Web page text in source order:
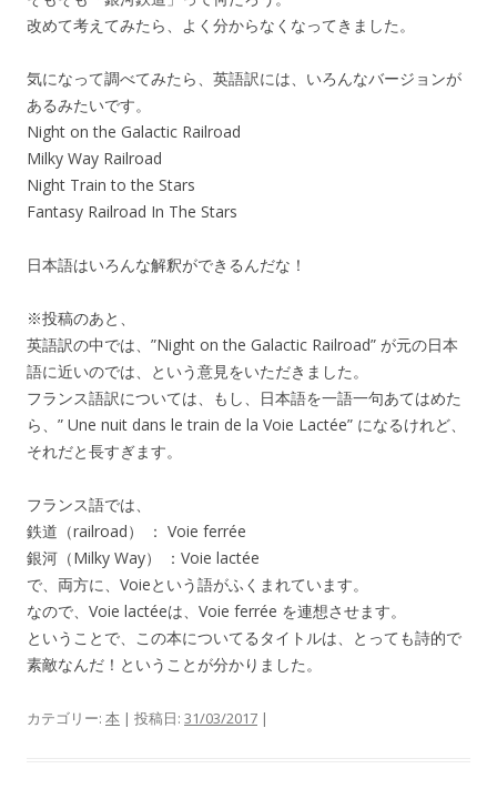
改めて考えてみたら、よく分からなくなってきました。
気になって調べてみたら、英語訳には、いろんなバージョンが
あるみたいです。
Night on the Galactic Railroad
Milky Way Railroad
Night Train to the Stars
Fantasy Railroad In The Stars
日本語はいろんな解釈ができるんだな！
※投稿のあと、
英語訳の中では、”Night on the Galactic Railroad” が元の日本
語に近いのでは、という意見をいただきました。
フランス語訳については、もし、日本語を一語一句あてはめた
ら、” Une nuit dans le train de la Voie Lactée” になるけれど、
それだと長すぎます。
フランス語では、
鉄道（railroad） ： Voie ferrée
銀河（Milky Way） ：Voie lactée
で、両方に、Voieという語がふくまれています。
なので、Voie lactéeは、Voie ferrée を連想させます。
ということで、この本についてるタイトルは、とっても詩的で
素敵なんだ！ということが分かりました。
カテゴリー: 本 | 投稿日: 31/03/2017 |